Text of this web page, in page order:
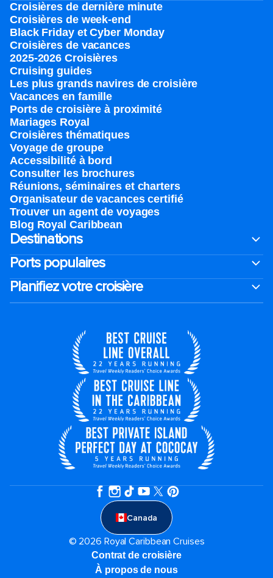
Croisières de dernière minute
Croisières de week-end
Black Friday et Cyber Monday
Croisières de vacances
2025-2026 Croisières
Cruising guides
Les plus grands navires de croisière
Vacances en famille
Ports de croisière à proximité
Mariages Royal
Croisières thématiques
Voyage de groupe​
Accessibilité à bord​
Consulter les brochures
Réunions, séminaires et charters
Organisateur de vacances certifié
Trouver un agent de voyages
Blog Royal Caribbean
Destinations
Ports populaires
Planifiez votre croisière
Canada
© 2026 Royal Caribbean Cruises
Contrat de croisière
À propos de nous